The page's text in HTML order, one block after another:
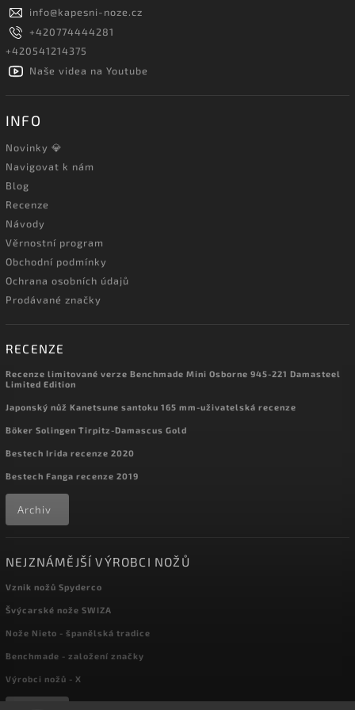
info@kapesni-noze.cz
+420774444281
+420541214375
Naše videa na Youtube
INFO
Novinky 💎
Navigovat k nám
Blog
Recenze
Návody
Věrnostní program
Obchodní podmínky
Ochrana osobních údajů
Prodávané značky
RECENZE
Recenze limitované verze Benchmade Mini Osborne 945-221 Damasteel
Limited Edition
Japonský nůž Kanetsune santoku 165 mm-uživatelská recenze
Böker Solingen Tirpitz-Damascus Gold
Bestech Irida recenze 2020
Bestech Fanga recenze 2019
Archiv
NEJZNÁMĚJŠÍ VÝROBCI NOŽŮ
Vznik nožů Spyderco
Švýcarské nože SWIZA
Nože Nieto - španělská tradice
Benchmade - založení značky
Výrobci nožů - X